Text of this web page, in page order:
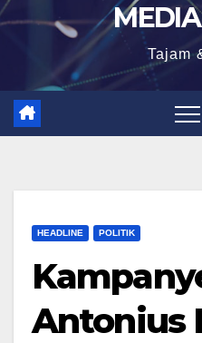
Tajam
HEADLINE POLITIK
Antonius